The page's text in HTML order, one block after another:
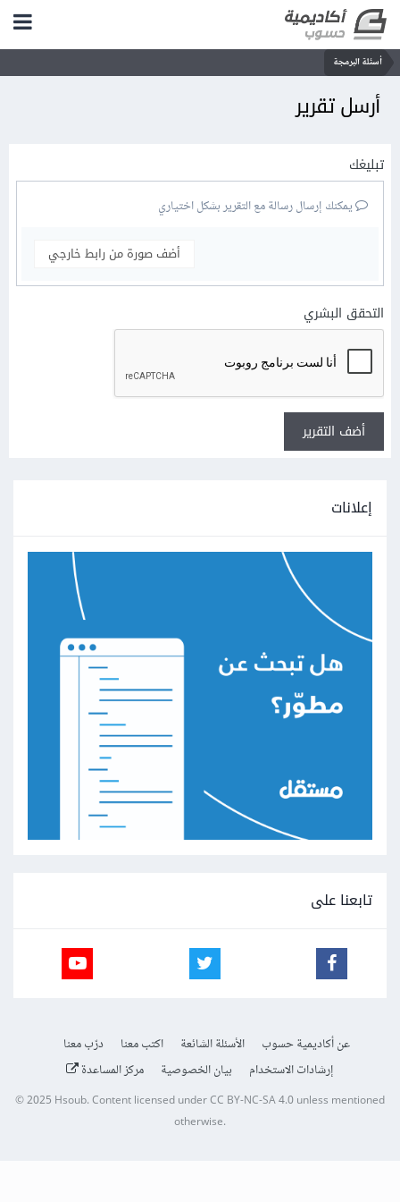
أسئلة البرمجة
أرسل تقرير
تبليغك
يمكنك إرسال رسالة مع التقرير بشكل اختياري
أضف صورة من رابط خارجي
التحقق البشري
أضف التقرير
إعلانات
تابعنا على
عن أكاديمية حسوب الأسئلة الشائعة اكتب معنا
درّب معنا
إرشادات الاستخدام
بيان الخصوصية مركز المساعدة
© 2025 Hsoub.Content licensed underCC BY-NC-SA 4.0unless mentioned
otherwise.